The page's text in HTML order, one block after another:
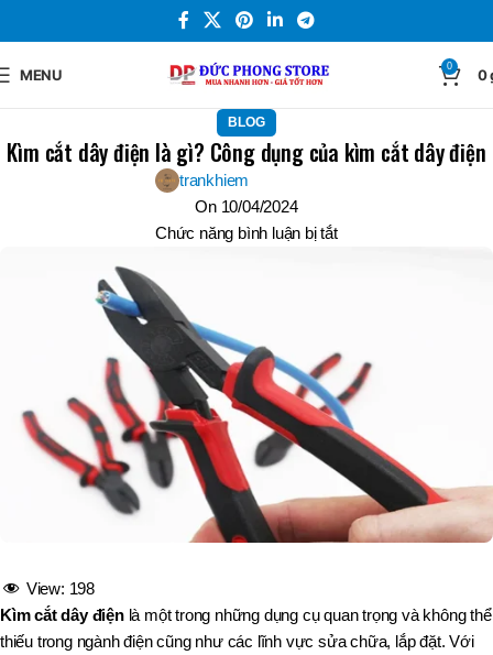
MENU 0 0
BLOG
Kìm cắt dây điện là gì? Công dụng của kìm cắt dây điện
trankhiem
On 10/04/2024
Chức năng bình luận bị tắt
View: 198
Kìm cắt dây điệnlà một trong những dụng cụ quan trọng và không thể
thiếu trong ngành điện cũng như các lĩnh vực sửa chữa, lắp đặt. Với